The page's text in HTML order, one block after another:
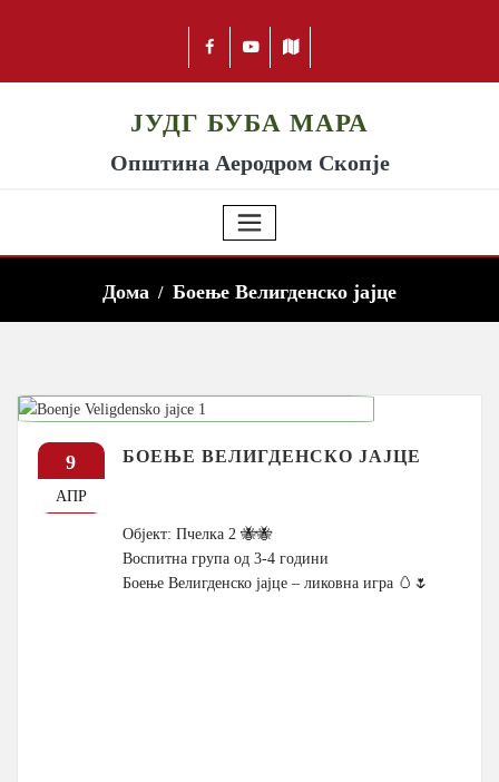
ЈУДГ БУБА МАРА
Општина Аеродром Скопје
Дома Боење Велигденско јајце
9
АПР
БОЕЊЕ ВЕЛИГДЕНСКО ЈАЈЦЕ
Објект: Пчелка 2 🐝🐝
Воспитна група од 3-4 години
Боење Велигденско јајце – ликовна игра 🥚🌷